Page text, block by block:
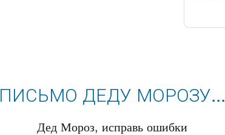
ПИСЬМО ДЕДУ МОРОЗУ...
Дед Мороз, исправь ошибки